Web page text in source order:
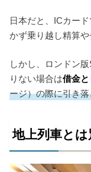
日本だと、ICカー
かず乗り越し精算や
しかし、ロンドン
りない場合は借金
ージ）の際に引き
地上列車とは